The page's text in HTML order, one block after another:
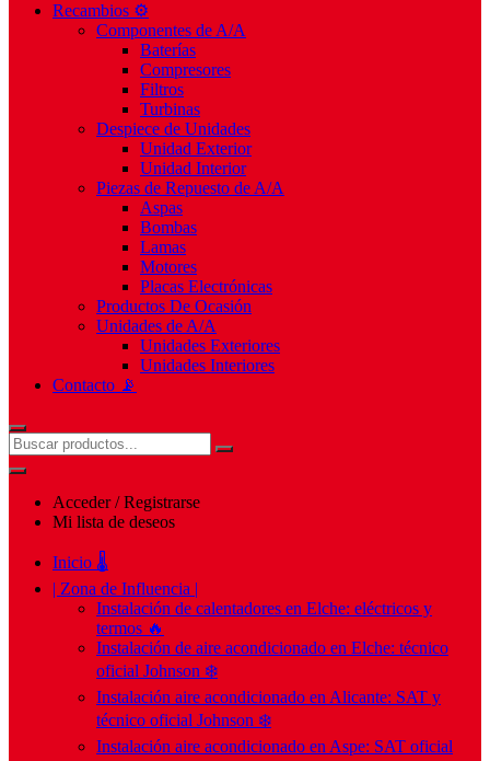
Recambios ⚙️
Componentes de A/A
Baterías
Compresores
Filtros
Turbinas
Despiece de Unidades
Unidad Exterior
Unidad Interior
Piezas de Repuesto de A/A
Aspas
Bombas
Lamas
Motores
Placas Electrónicas
Productos De Ocasión
Unidades de A/A
Unidades Exteriores
Unidades Interiores
Contacto 📡
Acceder / Registrarse
Mi lista de deseos
Inicio 🌡️
| Zona de Influencia |
Instalación de calentadores en Elche: eléctricos y
termos 🔥
Instalación de aire acondicionado en Elche: técnico
oficial Johnson ❄️
Instalación aire acondicionado en Alicante: SAT y
técnico oficial Johnson ❄️
Instalación aire acondicionado en Aspe: SAT oficial